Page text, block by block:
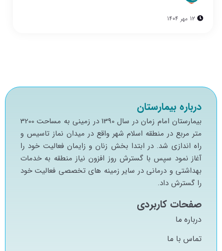
12 مهر 1404
درباره بیمارستان
بيمارستان امام زمان در سال 1390 در زميني به مساحت 3200
متر مربع در منطقه اسلام شهر واقع در ميدان نماز تاسيس و
راه اندازي شد. در ابتدا بخش زنان و زايمان فعاليت خود را
آغاز نمود سپس با گسترش روز افزون نياز منطقه به خدمات
بهداشتي و درماني در ساير زمينه هاي تخصصي فعاليت خود
را گسترش داد.
صفحات کاربردی
درباره ما
تماس با ما